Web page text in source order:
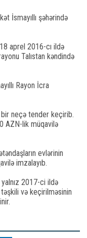
İsmayıllı şəhərində
aprel 2016-cı ildə
Talıstan kəndində
Rayon İcra
bir neçə tender keçirib.
AZN-lik müqavilə
evlərinin
imzalayıb.
2017-ci ildə
təşkili və keçirilməsinin